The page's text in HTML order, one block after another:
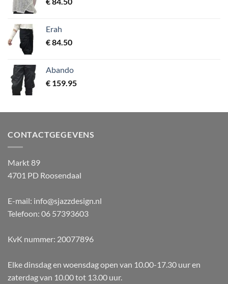
Erah
€84.50
Abando
€ 159.95
CONTACTGEGEVENS
Markt 89
4701 PD Roosendaal
E-mail: info@sjazzdesign.nl
Telefoon: 06 57393603
KvK nummer: 20077896
Elke dinsdag en woensdag open van 10.00-17.30 uur en
zaterdag van 10.00 tot 13.00 uur.